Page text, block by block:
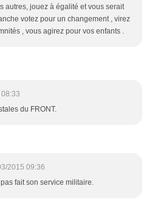
autres, jouez à égalité et vous serait
votez pour un changement , virez
, vous agirez pour vos enfants .
du FRONT.
2015 09:36
fait son service militaire.